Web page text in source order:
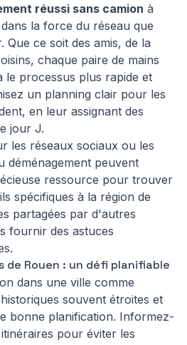
réussi sans camion à
la force du réseau que
ce soit des amis, de la
chaque paire de mains
le processus plus rapide et
un planning clair pour les
en leur assignant des
jour J.
les réseaux sociaux ou les
déménagement peuvent
ressource pour trouver
spécifiques à la région de
partagées par d'autres
fournir des astuces
de Rouen : un défi planifiable
dans une ville comme
souvent étroites et
bonne planification. Informez-
pour éviter les